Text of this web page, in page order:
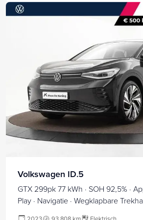
Volkswagen ID.5
GTX 299pk 77 kWh · SOH 92,5% ·
Play · Navigatie · Wegklapbare